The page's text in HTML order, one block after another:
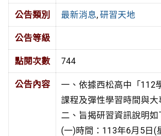
公告類別 最新消息, 研習天地
公告等級
點閱次數 744
公告內容
一、依據西松高中「112
課程及彈性學習時間與
二、旨揭研習資訊說明如
(一)時間：113年6月5日(